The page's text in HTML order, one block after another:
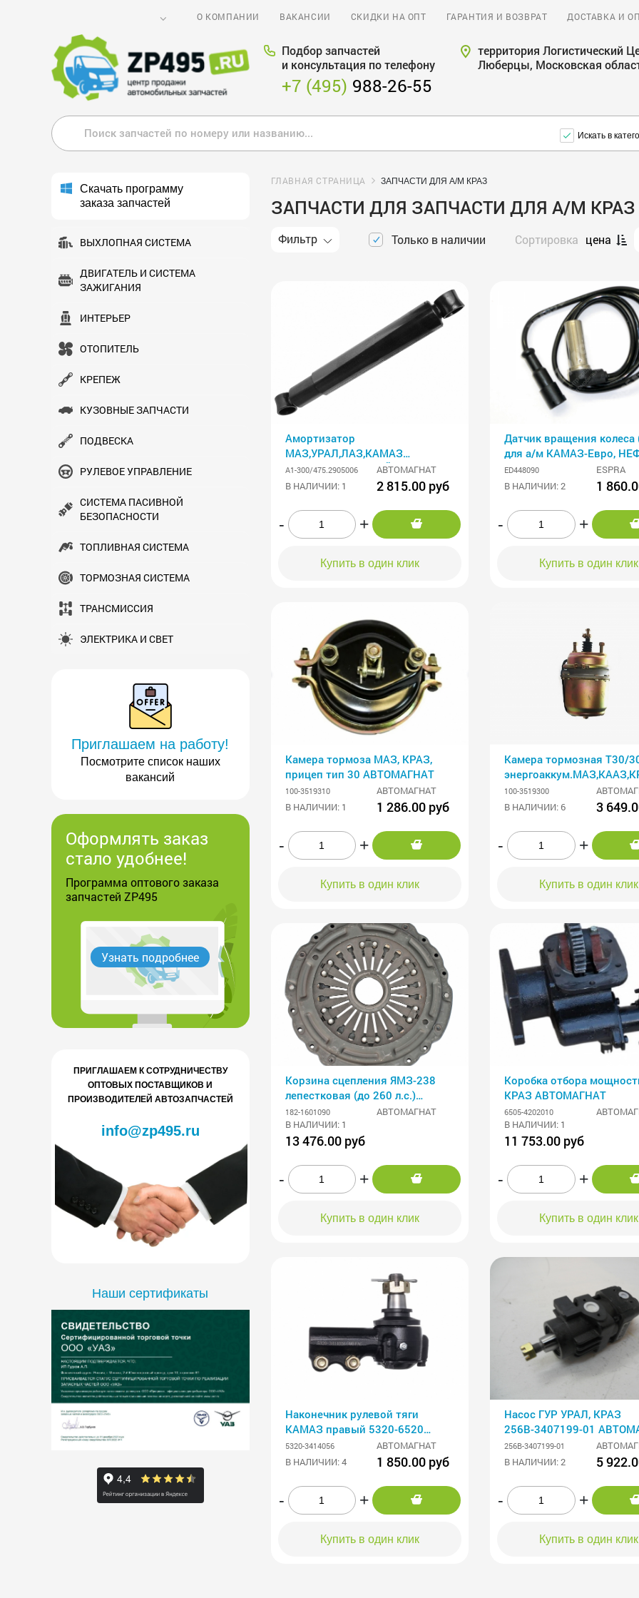
О КОМПАНИИ ВАКАНСИИ СКИДКИ НА ОПТ ГАРАНТИЯ И ВОЗВРАТ ДОСТАВКА И
Подбор запчастей
и консультация по телефону
+7 (495) 988-26-55
территория Логистический
Люберцы, Московская
Искать в
Скачать программу
заказа запчастей
ВЫХЛОПНАЯ СИСТЕМА
ДВИГАТЕЛЬ И СИСТЕМА
ЗАЖИГАНИЯ
ИНТЕРЬЕР
ОТОПИТЕЛЬ
КРЕПЕЖ
КУЗОВНЫЕ ЗАПЧАСТИ
ПОДВЕСКА
РУЛЕВОЕ УПРАВЛЕНИЕ
СИСТЕМА ПАСИВНОЙ
БЕЗОПАСНОСТИ
ТОПЛИВНАЯ СИСТЕМА
ТОРМОЗНАЯ СИСТЕМА
ТРАНСМИСCИЯ
ЭЛЕКТРИКА И СВЕТ
Приглашаем на работу!
Посмотрите список наших
вакансий
Оформлять заказ
стало удобнее!
Программа оптового заказа
запчастей ZP495
Узнать подробнее
ПРИГЛАШАЕМ К СОТРУДНИЧЕСТВУ
ОПТОВЫХ ПОСТАВЩИКОВ И
ПРОИЗВОДИТЕЛЕЙ АВТОЗАПЧАСТЕЙ
info@zp495.ru
Наши сертификаты
ГЛАВНАЯ СТРАНИЦА ЗАПЧАСТИ ДЛЯ А/М КРАЗ
ЗАПЧАСТИ ДЛЯ ЗАПЧАСТИ ДЛЯ А/М КРАЗ
Фильтр Только в наличии Сортировка цена
Амортизатор
МАЗ,УРАЛ,ЛАЗ,КАМАЗ
43118,КРАЗ,ТРОЛЕЙБУС
АВТОМАГНАТ
А1-300/475.2905006
АВТОМАГНАТ
В НАЛИЧИИ: 1
2 815.00 руб
- +
Купить в один клик
Датчик вращения колеса
для а/м КАМАЗ-Евро,
МАЗ, Богдан, УРАЛ, КРАЗ,
ED448090
ESPRA
В НАЛИЧИИ: 2
1
- +
Купить в один клик
Камера тормоза МАЗ, КРАЗ,
прицеп тип 30 АВТОМАГНАТ
100-3519310
АВТОМАГНАТ
В НАЛИЧИИ: 1
1 286.00 руб
- +
Купить в один клик
Камера тормозная Т30/
АВТОМАГНАТ
100-3519300
В НАЛИЧИИ: 6
3
- +
Купить в один клик
Корзина сцепления ЯМЗ-238
лепестковая (до 260 л.с.)
АВТОМАГНАТ
182-1601090
АВТОМАГНАТ
В НАЛИЧИИ: 1
13 476.00 руб
- +
Купить в один клик
Коробка отбора
КРАЗ АВТОМАГНАТ
6505-4202010
В НАЛИЧИИ: 1
11 753.00 руб
- +
Купить в один клик
Наконечник рулевой тяги
КАМАЗ правый 5320-6520
АВТОМАГНАТ
5320-3414056
АВТОМАГНАТ
В НАЛИЧИИ: 4
1 850.00 руб
- +
Купить в один клик
Насос ГУР УРАЛ, КРАЗ
256В-3407199-01
256В-3407199-01
В НАЛИЧИИ: 2
5
- +
Купить в один клик